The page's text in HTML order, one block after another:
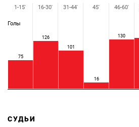
Голы
75
126
101
16
130
1-15' 16-30' 31-44' 45' 46-60'
СУДЬИ